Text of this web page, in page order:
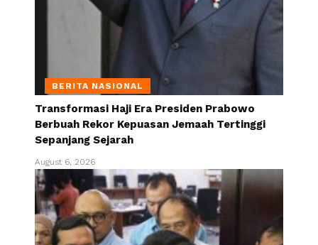
BERITA NASIONAL
Transformasi Haji Era Presiden Prabowo
Berbuah Rekor Kepuasan Jemaah Tertinggi
Sepanjang Sejarah
August 6, 2026